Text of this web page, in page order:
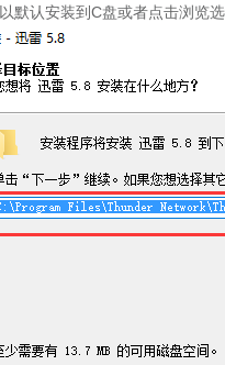
认安装到C盘或者点击浏览